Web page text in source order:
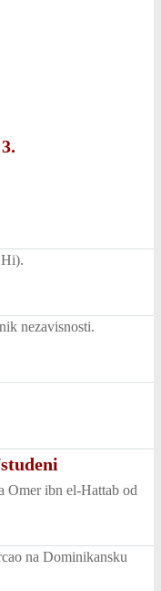
nezavisnosti.
ibn el-Hattab od
na Dominikansku